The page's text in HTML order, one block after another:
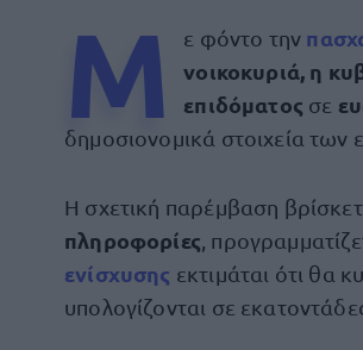
Μ ε φόντο την
νοικοκυριά, η
επιδόματος σε
δημοσιονομικά στοιχεία
Η σχετική παρέμβαση
πληροφορίες ,
ενίσχυσης εκτιμάται ότι θα
υπολογίζονται σε εκατοντάδες